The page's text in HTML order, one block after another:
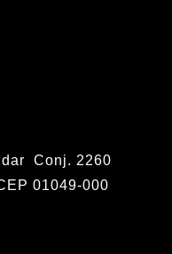
Conj. 2260
01049-000